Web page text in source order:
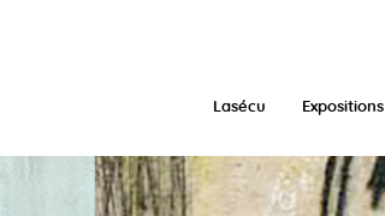
Lasécu Expositions